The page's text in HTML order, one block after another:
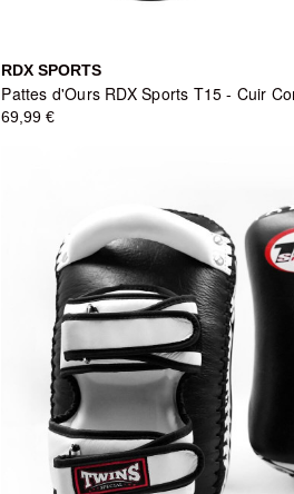
RDX SPORTS
69,99 €